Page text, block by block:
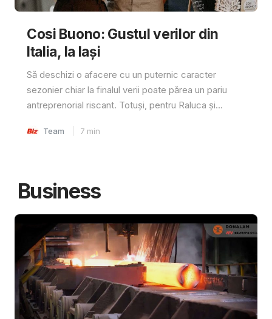
Cosi Buono: Gustul verilor din
Italia, la Iași
Să deschizi o afacere cu un puternic caracter
sezonier chiar la finalul verii poate părea un pariu
antreprenorial riscant. Totuși, pentru Raluca și...
Team 7 min
Business